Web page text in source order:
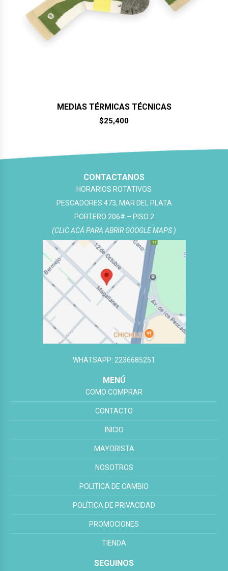
MEDIAS TÉRMICAS TÉCNICAS
$25,400
CONTACTANOS
HORARIOS ROTATIVOS
PESCADORES 473, MAR DEL PLATA
PORTERO 206# – PISO 2
(CLIC ACÁ PARA ABRIR GOOGLE MAPS )
WHATSAPP: 2236685251
MENÚ
COMO COMPRAR
CONTACTO
INICIO
MAYORISTA
NOSOTROS
POLITICA DE CAMBIO
POLÍTICA DE PRIVACIDAD
PROMOCIONES
TIENDA
SEGUINOS